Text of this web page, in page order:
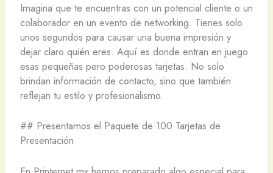
Imagina que te encuentras con un potencial cliente o un
colaborador en un evento de networking. Tienes solo
unos segundos para causar una buena impresión y
dejar claro quién eres. Aquí es donde entran en juego
esas pequeñas pero poderosas tarjetas. No solo
brindan información de contacto, sino que también
reflejan tu estilo y profesionalismo.
## Presentamos el Paquete de 100 Tarjetas de
Presentación